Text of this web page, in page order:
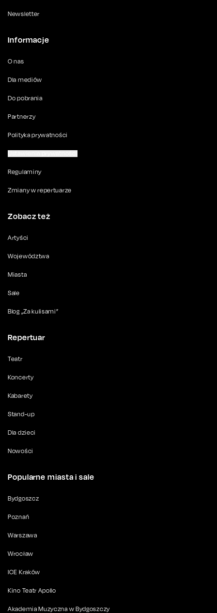
Newsletter
Informacje
O nas
Dla mediów
Do pobrania
Partnerzy
Polityka prywatności
Regulaminy
Zmiany w repertuarze
Zobacz też
Artyści
Województwa
Miasta
Sale
Blog „Za kulisami”
Repertuar
Teatr
Koncerty
Kabarety
Stand-up
Dla dzieci
Nowości
Popularne miasta i sale
Bydgoszcz
Poznań
Warszawa
Wrocław
ICE Kraków
Kino Teatr Apollo
Akademia Muzyczna w Bydgoszczy